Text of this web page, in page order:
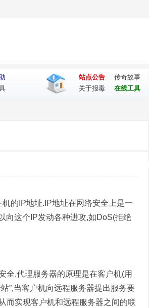
站点公告 传奇故事
关于报毒
在线工具
的IP地址.IP地址在网络安全上是一
向这个IP发动各种进攻,如DoS(拒绝
全.代理服务器的原理是在客户机(用
”,当客户机向远程服务器提出服务要
而实现客户机和远程服务器之间的联